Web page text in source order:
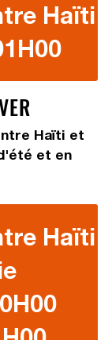
Haïti
Haïti et
et en
Haïti